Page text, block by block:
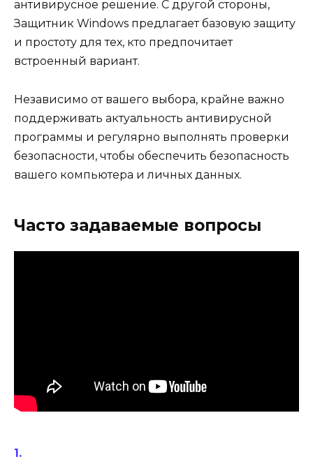
антивирусное решение. С другой стороны,
Защитник Windows предлагает базовую защиту
и простоту для тех, кто предпочитает
встроенный вариант.
Независимо от вашего выбора, крайне важно
поддерживать актуальность антивирусной
программы и регулярно выполнять проверки
безопасности, чтобы обеспечить безопасность
вашего компьютера и личных данных.
Часто задаваемые вопросы